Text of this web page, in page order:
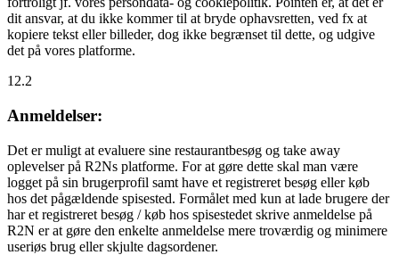
dit ansvar, at du ikke kommer til at bryde ophavsretten, ved fx at
kopiere tekst eller billeder, dog ikke begrænset til dette, og udgive
det på vores platforme.
12.2
Anmeldelser:
Det er muligt at evaluere sine restaurantbesøg og take away
oplevelser på R2Ns platforme. For at gøre dette skal man være
logget på sin brugerprofil samt have et registreret besøg eller køb
hos det pågældende spisested. Formålet med kun at lade brugere der
har et registreret besøg / køb hos spisestedet skrive anmeldelse på
R2N er at gøre den enkelte anmeldelse mere troværdig og minimere
useriøs brug eller skjulte dagsordener.